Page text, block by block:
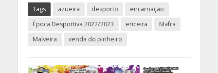
Tags azueira desporto
encarnação
Época Desportiva 2022/2023
ericeira
Mafra
Malveira
venda do pinheiro